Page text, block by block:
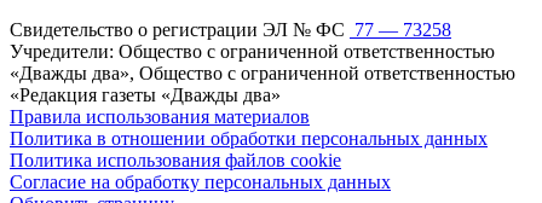
Свидетельство о регистрации ЭЛ № ФС 77 — 73258
Учредители: Общество с ограниченной ответственностью
«Дважды два», Общество с ограниченной ответственностью
«Редакция газеты «Дважды два»
Правила использования материалов
Политика в отношении обработки персональных данных
Политика использования файлов cookie
Согласие на обработку персональных данных